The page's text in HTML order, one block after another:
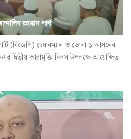
রহমান পার্থ
(বিজেপি) চেয়ারম্যান ও ভোলা-১ আসনের
দ্বিতীয় কারামুক্তি দিবস উপলক্ষে আয়োজিত